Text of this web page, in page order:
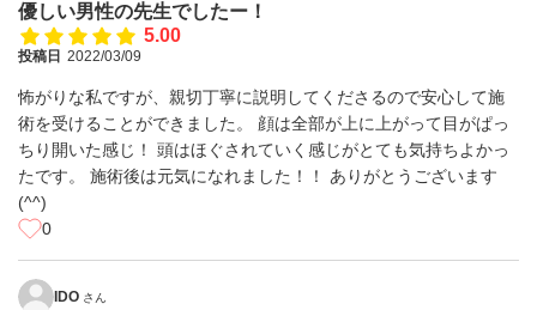
優しい男性の先生でしたー！
5.00
投稿日 2022/03/09
怖がりな私ですが、親切丁寧に説明してくださるので安心して施
術を受けることができました。 顔は全部が上に上がって目がぱっ
ちり開いた感じ！ 頭はほぐされていく感じがとても気持ちよかっ
たです。 施術後は元気になれました！！ ありがとうございます
(^^)
0
IDO さん